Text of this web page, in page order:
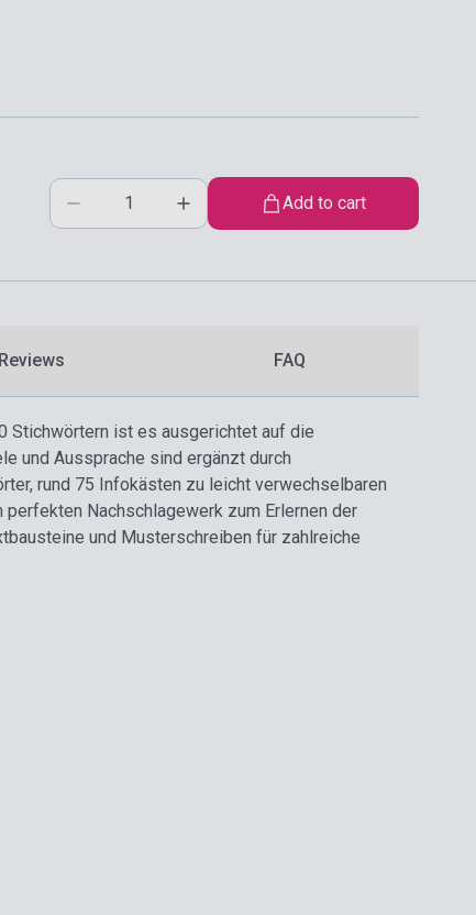
Add to cart
Reviews FAQ
Stichwörtern ist es ausgerichtet auf die
und Aussprache sind ergänzt durch
rund 75 Infokästen zu leicht verwechselbaren
perfekten Nachschlagewerk zum Erlernen der
und Musterschreiben für zahlreiche